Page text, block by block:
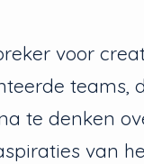
voor
teams,
te denken
van